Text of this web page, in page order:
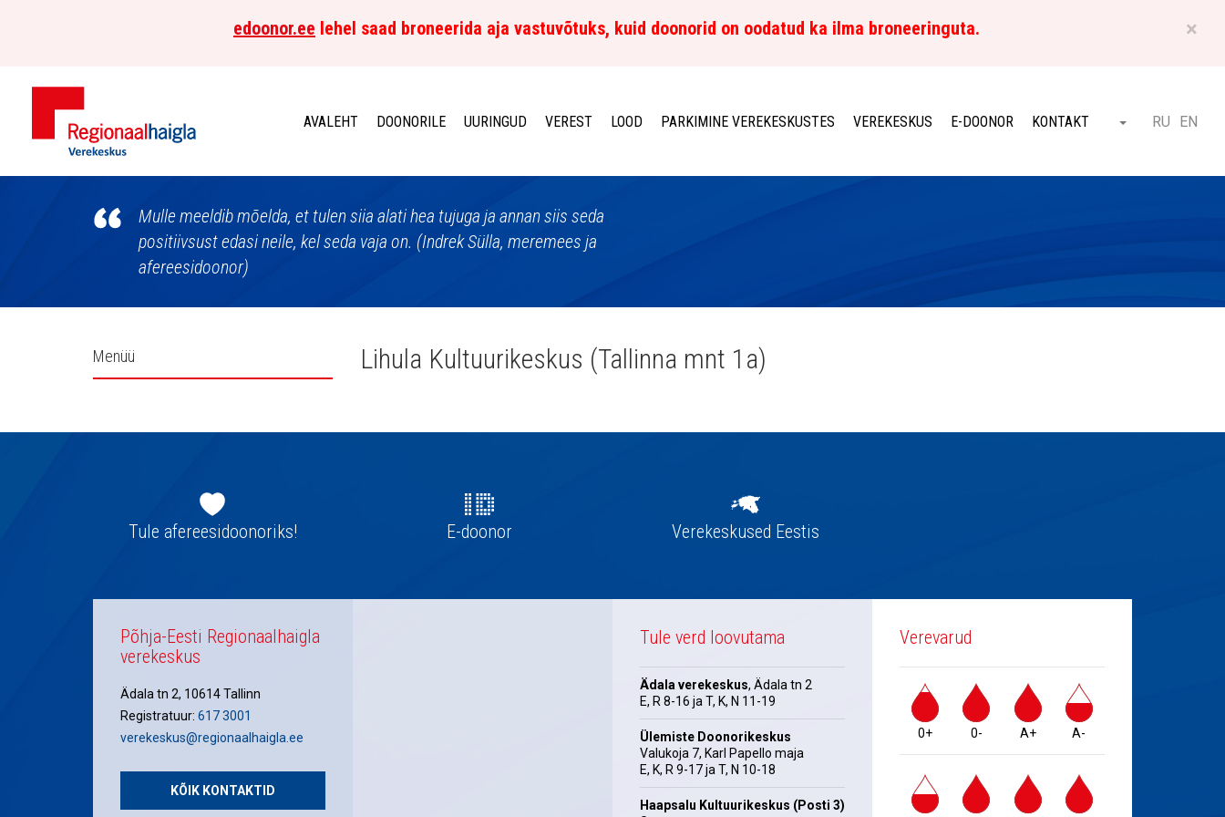
×
edoonor.ee lehel saad broneerida aja vastuvõtuks, kuid doonorid on oodatud ka ilma broneeringuta.
Põhja-
Regionaalhaigla
Verekeskus
AVALEHT DOONORILE UURINGUD VEREST LOOD PARKIMINE VEREKESKUSTES VEREKESKUS E-DOONOR KONTAKT Otsi ET
RU EN
Mulle meeldib mõelda, et tulen siia alati hea tujuga ja annan siis seda
positiivsust edasi neile, kel seda vaja on. (Indrek Sülla, meremees ja
afereesidoonor)
Külgpaani
Menüü Lihula Kultuurikeskus (Tallinna mnt 1a)
navigatsioonTule afereesidoonoriks! E-doonor Verekeskused Eestis
Põhja-Eesti Regionaalhaigla
verekeskus
Ädala tn 2, 10614 Tallinn
Registratuur: 617 3001
verekeskus@regionaalhaigla.ee
KÕIK KONTAKTID
Tule verd loovutama
Ädala verekeskus, Ädala tn 2
E, R 8-16 ja T, K, N 11-19
Ülemiste Doonorikeskus
Valukoja 7, Karl Papello maja
E, K, R 9-17 ja T, N 10-18
Haapsalu Kultuurikeskus (Posti 3)
Verevarud
0+ 0- A+ A-